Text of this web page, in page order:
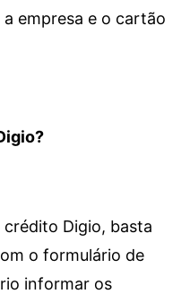
empresa e o cartão
Digio, basta
o formulário de
informar os